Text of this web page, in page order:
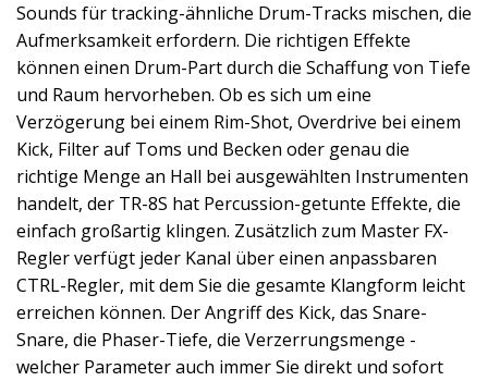
Sounds für tracking-ähnliche Drum-Tracks mischen, die
Aufmerksamkeit erfordern. Die richtigen Effekte
können einen Drum-Part durch die Schaffung von Tiefe
und Raum hervorheben. Ob es sich um eine
Verzögerung bei einem Rim-Shot, Overdrive bei einem
Kick, Filter auf Toms und Becken oder genau die
richtige Menge an Hall bei ausgewählten Instrumenten
handelt, der TR-8S hat Percussion-getunte Effekte, die
einfach großartig klingen. Zusätzlich zum Master FX-
Regler verfügt jeder Kanal über einen anpassbaren
CTRL-Regler, mit dem Sie die gesamte Klangform leicht
erreichen können. Der Angriff des Kick, das Snare-
Snare, die Phaser-Tiefe, die Verzerrungsmenge -
welcher Parameter auch immer Sie direkt und sofort